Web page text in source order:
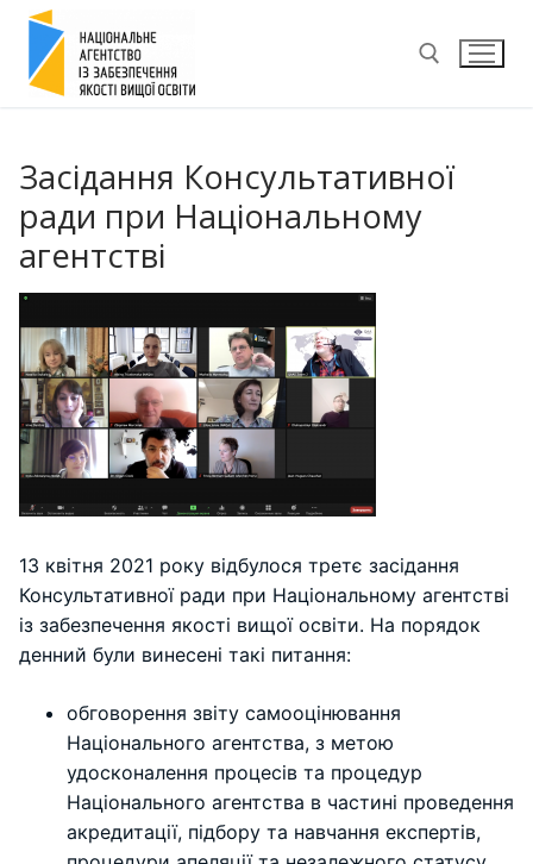
Перейти
вмісту
Засідання Консультативної
ради при Національному
агентстві
13 квітня 2021 року відбулося третє засідання
Консультативної ради при Національному агентстві
із забезпечення якості вищої освіти. На порядок
денний були винесені такі питання:
обговорення звіту самооцінювання
Національного агентства, з метою
удосконалення процесів та процедур
Національного агентства в частині проведення
акредитації, підбору та навчання експертів,